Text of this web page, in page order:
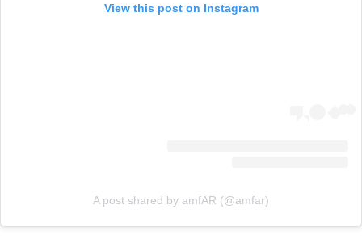
View this post on Instagram
A post shared by amfAR (@amfar)